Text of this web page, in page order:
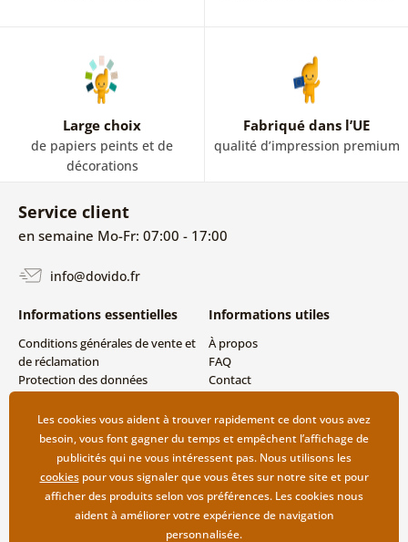
Large choix
de papiers peints et de
décorations
Fabriqué dans l’UE
qualité d’impression premium
Service client
en semaine Mo-Fr: 07:00 - 17:00
info@dovido.fr
Informations essentielles
Conditions générales de vente et
de réclamation
Protection des données
Modes de livraison et de
paiement
Retour des produits
Informations utiles
À propos
FAQ
Contact
Les cookies vous aident à trouver rapidement ce dont vous avez
besoin, vous font gagner du temps et empêchent l’affichage de
publicités qui ne vous intéressent pas. Nous utilisons les
cookiespour vous signaler que vous êtes sur notre site et pour
afficher des produits selon vos préférences. Les cookies nous
aident à améliorer votre expérience de navigation
personnalisée.